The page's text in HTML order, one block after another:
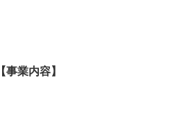
【事業内容】